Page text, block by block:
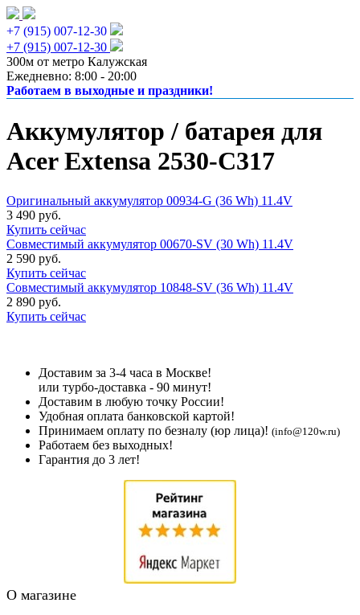
+7 (915) 007-12-30
+7 (915) 007-12-30
300м от метро Калужская
Ежедневно: 8:00 - 20:00
Работаем в выходные и праздники!
Аккумулятор / батарея для
Acer Extensa 2530-C317
Оригинальный аккумулятор 00934-G (36 Wh) 11.4V
3 490 руб.
Купить сейчас
Совместимый аккумулятор 00670-SV (30 Wh) 11.4V
2 590 руб.
Купить сейчас
Совместимый аккумулятор 10848-SV (36 Wh) 11.4V
2 890 руб.
Купить сейчас
Доставим за 3-4 часа в Москве!
или турбо-доставка - 90 минут!
Доставим в любую точку России!
Удобная оплата банковской картой!
Принимаем оплату по безналу (юр лица)! (info@120w.ru)
Работаем без выходных!
Гарантия до 3 лет!
О магазине